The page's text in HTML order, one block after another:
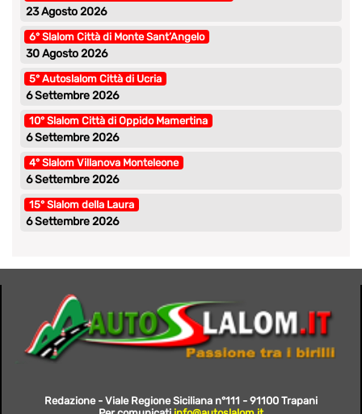
23 Agosto 2026
6° Slalom Città di Monte Sant’Angelo
30 Agosto 2026
5° Autoslalom Città di Ucria
6 Settembre 2026
10° Slalom Città di Oppido Mamertina
6 Settembre 2026
4° Slalom Villanova Monteleone
6 Settembre 2026
15° Slalom della Laura
6 Settembre 2026
Redazione - Viale Regione Siciliana n°111 - 91100 Trapani